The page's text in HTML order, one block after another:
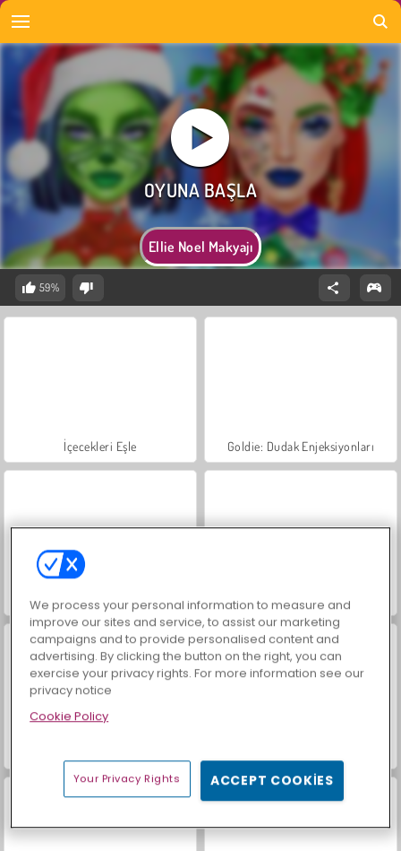
Ellie Noel Makyajı
59%
İçecekleri Eşle Goldie: Dudak Enjeksiyonları
Baby Hazel: Ice Princess Dress Up Mısır'ın Mucizeleri Mahjong
We process your personal information to measure and
improve our sites and service, to assist our marketing
campaigns and to provide personalised content and
advertising. By clicking the button on the right, you can
exercise your privacy rights. For more information see our
privacy notice
Cookie Policy
Your Privacy Rights ACCEPT COOKIES